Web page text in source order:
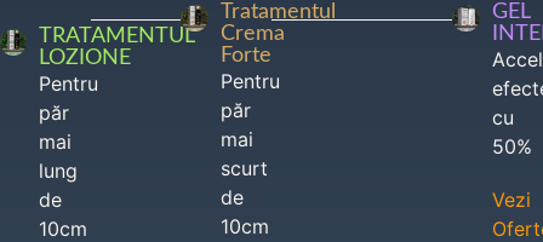
TRATAMENTUL
LOZIONE
Pentru
păr
mai
lung
de
10cm
Tratamentul
Crema
Forte
Pentru
păr
mai
scurt
de
10cm
GEL
cu
50%
Vezi